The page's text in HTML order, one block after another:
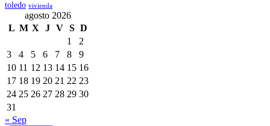
toledo vivienda
agosto 2026
L M X J V S D
1
2
3
4 5 6 7 8
9
10 11 12 13 14 15 16
17 18 19 20 21 22 23
24 25 26 27 28 29 30
31
« Sep